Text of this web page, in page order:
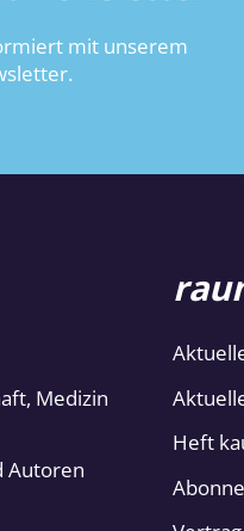
mit unserem
Medizin
Autoren
Heft